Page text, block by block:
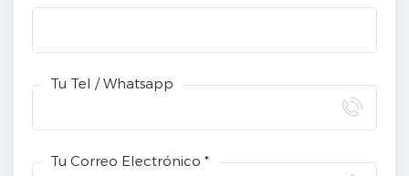
Tu Tel / Whatsapp
Tu Correo Electrónico *